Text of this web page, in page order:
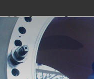
·(中国)官